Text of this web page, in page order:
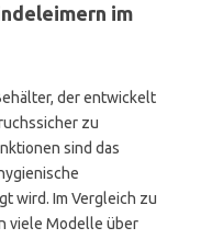
im
der entwickelt
zu
sind das
wird. Im Vergleich zu
viele Modelle über